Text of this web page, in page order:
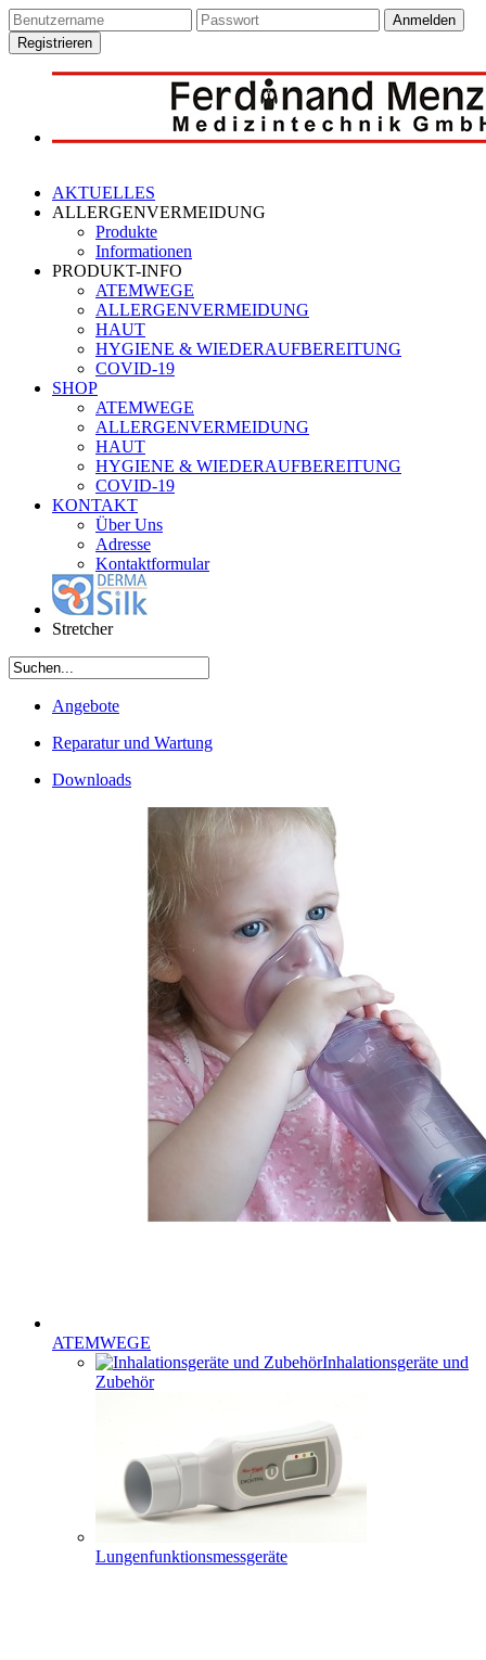
Anmelden
Registrieren
AKTUELLES
ALLERGENVERMEIDUNG
Produkte
Informationen
PRODUKT-INFO
ATEMWEGE
ALLERGENVERMEIDUNG
HAUT
HYGIENE & WIEDERAUFBEREITUNG
COVID-19
SHOP
ATEMWEGE
ALLERGENVERMEIDUNG
HAUT
HYGIENE & WIEDERAUFBEREITUNG
COVID-19
KONTAKT
Über Uns
Adresse
Kontaktformular
Stretcher
Angebote
Reparatur und Wartung
Downloads
ATEMWEGE
Inhalationsgeräte und
Zubehör
Lungenfunktionsmessgeräte